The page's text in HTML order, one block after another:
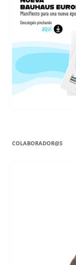
COLABORADOR@S